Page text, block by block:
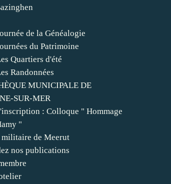
de la Généalogie
du Patrimoine
Quartiers d'été
Randonnées
MUNICIPALE DE
SUR-MER
: Colloque " Hommage
"
de Meerut
nos publications